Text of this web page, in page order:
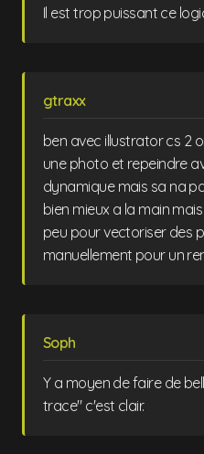
Il est trop puissant ce
gtraxx
ben avec illustrator cs 2
une photo et repeindre
dynamique mais sa na
bien mieux a la main
peu pour vectoriser des
manuellement pour un
Soph
Y a moyen de faire de
trace" c'est clair.